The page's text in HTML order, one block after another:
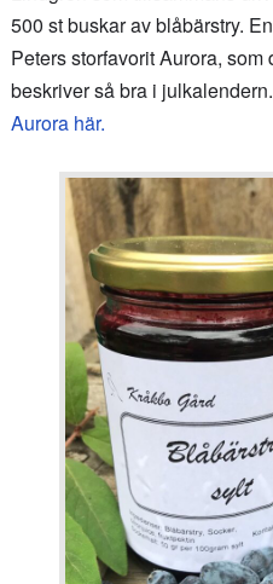
500 st buskar av blåbärstry.
Peters storfavorit Aurora,
beskriver så bra i julkalendern.
Aurora här.